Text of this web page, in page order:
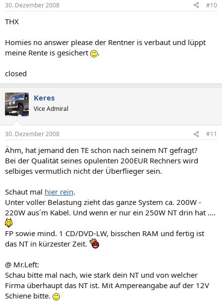
30. Dezember 2008 #10
THX
Homies no answer please der Rentner is verbaut und lüppt
meine Rente is gesichert
.
closed
Keres
Vice Admiral
30. Dezember 2008 #11
Ähm, hat jemand den TE schon nach seinem NT gefragt?
Bei der Qualität seines opulenten 200EUR Rechners wird
selbiges vermutlich nicht der Überflieger sein.
Schaut mal hier rein.
Unter voller Belastung zieht das ganze System ca. 200W -
220W aus´m Kabel. Und wenn er nur ein 250W NT drin hat ....
FP sowie mind. 1 CD/DVD-LW, bisschen RAM und fertig ist
das NT in kürzester Zeit.
@ Mr.Left:
Schau bitte mal nach, wie stark dein NT und von welcher
Firma überhaupt das NT ist. Mit Ampereangabe auf der 12V
Schiene bitte.